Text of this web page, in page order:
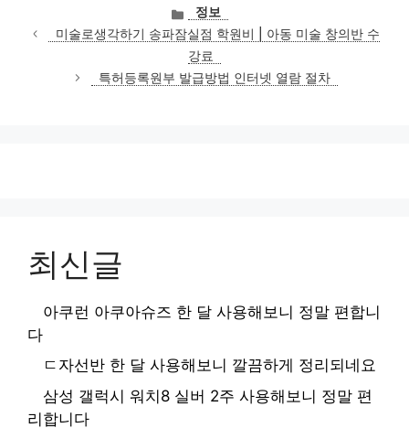
카
테
고
리
정보
미술로생각하기 송파잠실점 학원비 | 아동 미술 창의반 수
강료
특허등록원부 발급방법 인터넷 열람 절차
최신글
아쿠런 아쿠아슈즈 한 달 사용해보니 정말 편합니
다
ㄷ자선반 한 달 사용해보니 깔끔하게 정리되네요
삼성 갤럭시 워치8 실버 2주 사용해보니 정말 편
리합니다